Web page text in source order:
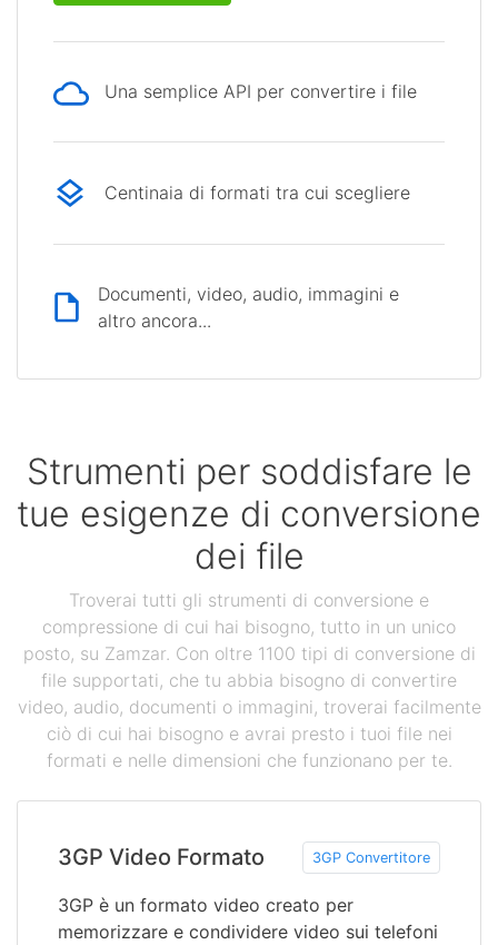
Una semplice API per convertire i file
Centinaia di formati tra cui scegliere
Documenti, video, audio, immagini e
altro ancora...
Strumenti per soddisfare le
tue esigenze di conversione
dei file
Troverai tutti gli strumenti di conversione e
compressione di cui hai bisogno, tutto in un unico
posto, su Zamzar. Con oltre 1100 tipi di conversione di
file supportati, che tu abbia bisogno di convertire
video, audio, documenti o immagini, troverai facilmente
ciò di cui hai bisogno e avrai presto i tuoi file nei
formati e nelle dimensioni che funzionano per te.
3GP Video Formato 3GP Convertitore
3GP è un formato video creato per
memorizzare e condividere video sui telefoni